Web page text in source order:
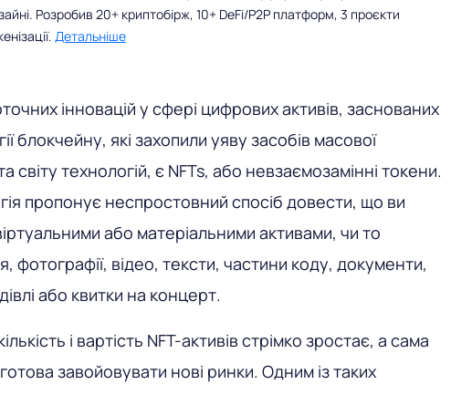
Розробив 20+ криптобірж, 10+ DeFi/P2P платформ, 3 проєкти
Детальніше
інновацій у сфері цифрових активів, заснованих
блокчейну, які захопили уяву засобів масової
світу технологій, є NFTs, або невзаємозамінні токени.
пропонує неспростовний спосіб довести, що ви
або матеріальними активами, чи то
фотографії, відео, тексти, частини коду, документи,
або квитки на концерт.
і вартість NFT-активів стрімко зростає, а сама
завойовувати нові ринки. Одним із таких